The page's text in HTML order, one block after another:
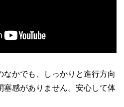
なかでも、しっかりと進行方向
塞感がありません。安心して体